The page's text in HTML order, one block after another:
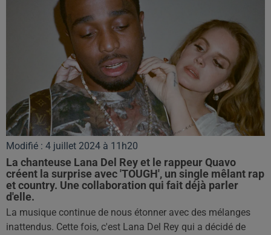
Modifié : 4 juillet 2024 à 11h20
La chanteuse Lana Del Rey et le rappeur Quavo
créent la surprise avec 'TOUGH', un single mêlant rap
et country. Une collaboration qui fait déjà parler
d'elle.
La musique continue de nous étonner avec des mélanges
inattendus. Cette fois, c'est Lana Del Rey qui a décidé de